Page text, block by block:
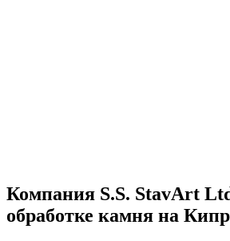
Компания S.S. StavArt
обработке камня на